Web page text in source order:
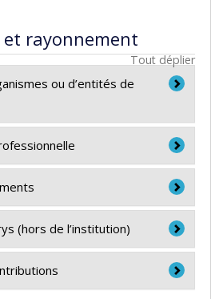
et rayonnement
Tout déplier
ou d’entités de
promotion hospitalière, CHUV
pour poste académique,
1 (MER1) pour le
des soins
des
La Commission Fédérale
compétences, Cully.
(hors de l’institution)
2